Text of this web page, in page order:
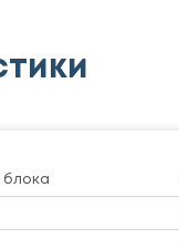
блока